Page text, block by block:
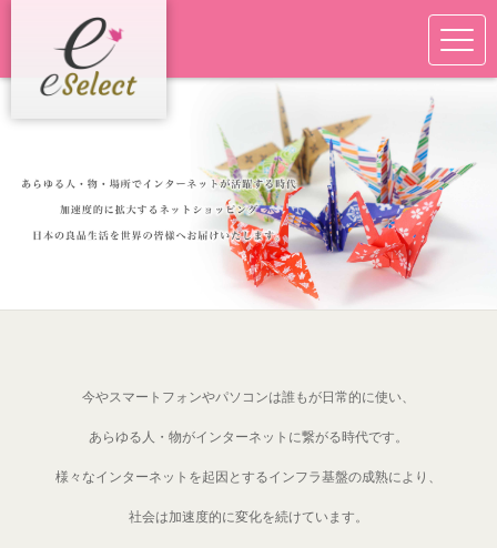
今やスマートフォンやパソコンは誰もが日常的に使い、
あらゆる人・物がインターネットに繋がる時代です。
様々なインターネットを起因とするインフラ基盤の成熟により、
社会は加速度的に変化を続けています。